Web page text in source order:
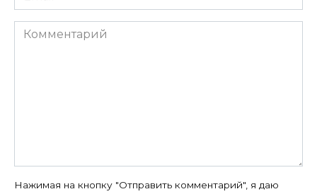
*
Комментарий
Нажимая на кнопку "Отправить комментарий", я даю